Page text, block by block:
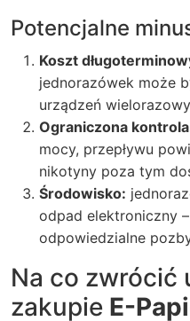
Potencjalne
Koszt
jednorazówek może
urządzeń
Ograniczona
mocy, przepływu
nikotyny poza tym
Środowisko:
odpad elektroniczny
odpowiedzialne
Na co zwrócić
zakupie E-